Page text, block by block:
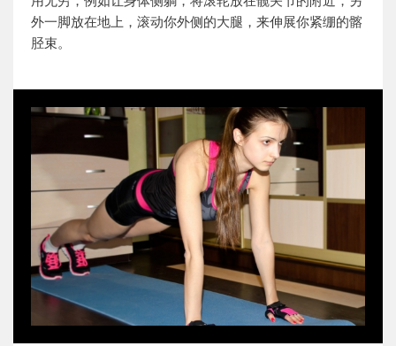
外一脚放在地上，滚动你外侧的大腿，来伸展你紧绷的髂
胫束。